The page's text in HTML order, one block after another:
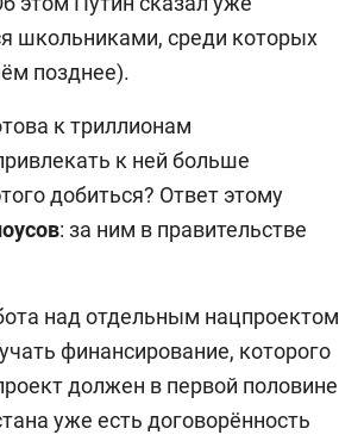
школьниками, среди которых
позднее).
к триллионам
к ней больше
добиться? Ответ этому
: за ним в правительстве
над отдельным нацпроектом
финансирование, которого
должен в первой половине
уже есть договорённость